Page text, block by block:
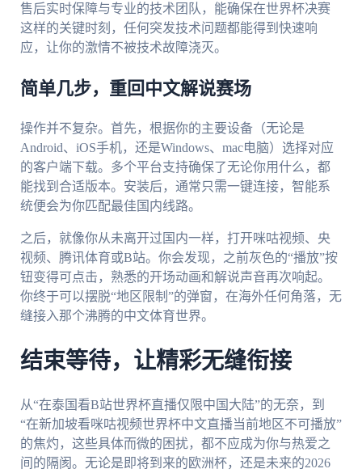
售后实时保障与专业的技术团队，能确保在世界杯决赛
这样的关键时刻，任何突发技术问题都能得到快速响
应，让你的激情不被技术故障浇灭。
简单几步，重回中文解说赛场
操作并不复杂。首先，根据你的主要设备（无论是
Android、iOS手机，还是Windows、mac电脑）选择对应
的客户端下载。多个平台支持确保了无论你用什么，都
能找到合适版本。安装后，通常只需一键连接，智能系
统便会为你匹配最佳国内线路。
之后，就像你从未离开过国内一样，打开咪咕视频、央
视频、腾讯体育或B站。你会发现，之前灰色的“播放”按
钮变得可点击，熟悉的开场动画和解说声音再次响起。
你终于可以摆脱“地区限制”的弹窗，在海外任何角落，无
缝接入那个沸腾的中文体育世界。
结束等待，让精彩无缝衔接
从“在泰国看B站世界杯直播仅限中国大陆”的无奈，到
“在新加坡看咪咕视频世界杯中文直播当前地区不可播放”
的焦灼，这些具体而微的困扰，都不应成为你与热爱之
间的隔阂。无论是即将到来的欧洲杯，还是未来的2026